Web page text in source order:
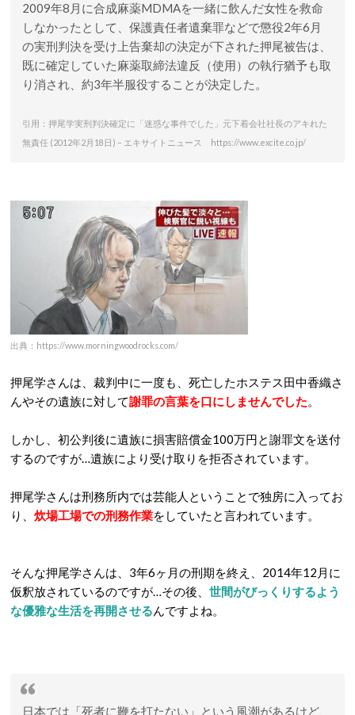
2009年8月に合成麻薬MDMAを一緒に飲んだ女性を救命
しなかったとして、保護責任者遺棄罪などで懲役2年6月
の実刑判決を受け上告棄却の決定が下された押尾被告は、
既に確定していた麻薬取締法違反（使用）の執行猶予も取
り消され、約3年半服役することが決定した。
引用：押尾学実刑判決確定に「迷惑な事件でした」元下着会社社長のアキれた
無責任 (2012年2月18日) – エキサイトニュース https://www.excite.co.jp/
出典：https://www.morningwoodrocks.com/
押尾学さんは、裁判中に一度も、死亡したホステス田中香織さ
んやその遺族に対して謝罪の言葉を口にしませんでした。
しかし、初公判後に遺族に損害賠償金100万円と謝罪文を送付
するのですが…遺族により受け取りを拒否されています。
押尾学さんは刑務所内では芸能人ということで独房に入ってお
り、 炊場工場での刑務作業をしていたと言われています。
そんな押尾学さんは、3年6ヶ月の刑期を終え、2014年12月に
仮釈放されているのですが…その後、 世間がびっくりするよう
な優雅な生活を再開させるんですよね。
日本では「死者に鞭を打たない」という風潮があるけど、